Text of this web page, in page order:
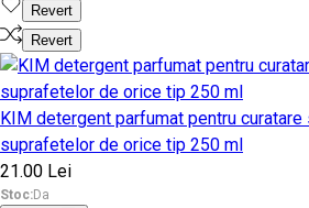
Revert
Revert
KIM detergent parfumat pentru
suprafetelor de orice tip 250 ml
21.00 Lei
Stoc:Da